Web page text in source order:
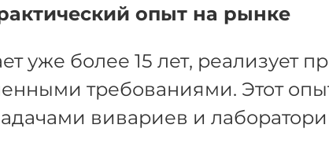
опыт на рынке
уже более 15 лет, реализует
требованиями. Этот
вивариев и